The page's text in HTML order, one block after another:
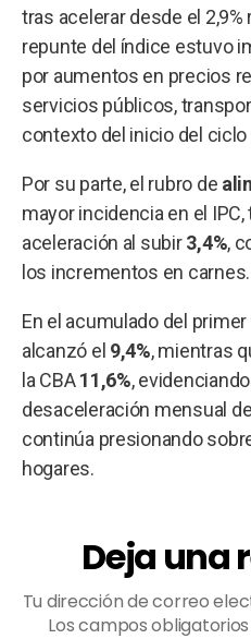
tras acelerar desde el 2,9%
repunte del índice estuvo
por aumentos en precios
servicios públicos,
contexto del inicio del ciclo
Por su parte, el rubro de
mayor incidencia en el
aceleración al subir3,4%,
los incrementos en carnes.
En el acumulado del
alcanzó el 9,4%, mientras
la CBA11,6%,
desaceleración mensual
continúa presionando
hogares.
Deja una
Tu dirección de correo
Los campos